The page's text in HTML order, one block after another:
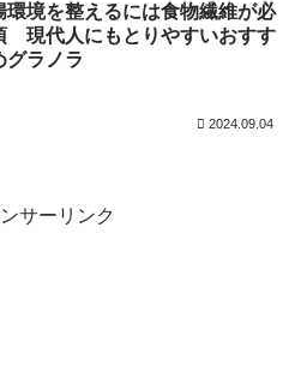
環境を整えるには食物繊維が必
現代人にもとりやすいおすす
グラノラ
2024.09.04
サーリンク